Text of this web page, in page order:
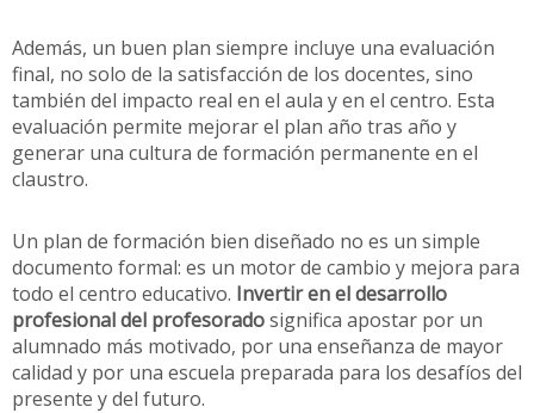
Además, un buen plan siempre incluye una evaluación
final, no solo de la satisfacción de los docentes, sino
también del impacto real en el aula y en el centro. Esta
evaluación permite mejorar el plan año tras año y
generar una cultura de formación permanente en el
claustro.
Un plan de formación bien diseñado no es un simple
documento formal: es un motor de cambio y mejora para
todo el centro educativo. Invertir en el desarrollo
profesional del profesoradosignifica apostar por un
alumnado más motivado, por una enseñanza de mayor
calidad y por una escuela preparada para los desafíos del
presente y del futuro.